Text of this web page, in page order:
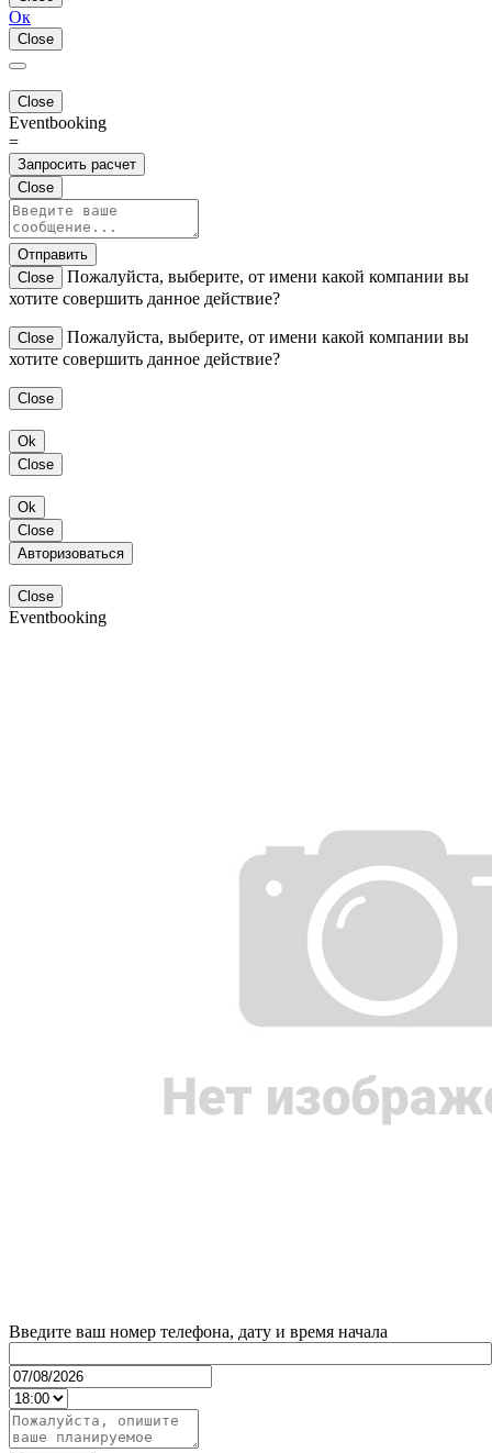
Ок
Close
Close
Eventbooking
=
Запросить расчет
Close
Отправить
Close
Пожалуйста, выберите, от имени какой компании вы
хотите совершить данное действие?
Close
Пожалуйста, выберите, от имени какой компании вы
хотите совершить данное действие?
Close
Ok
Close
Ok
Close
Авторизоваться
Close
Eventbooking
Введите ваш номер телефона, дату и время начала